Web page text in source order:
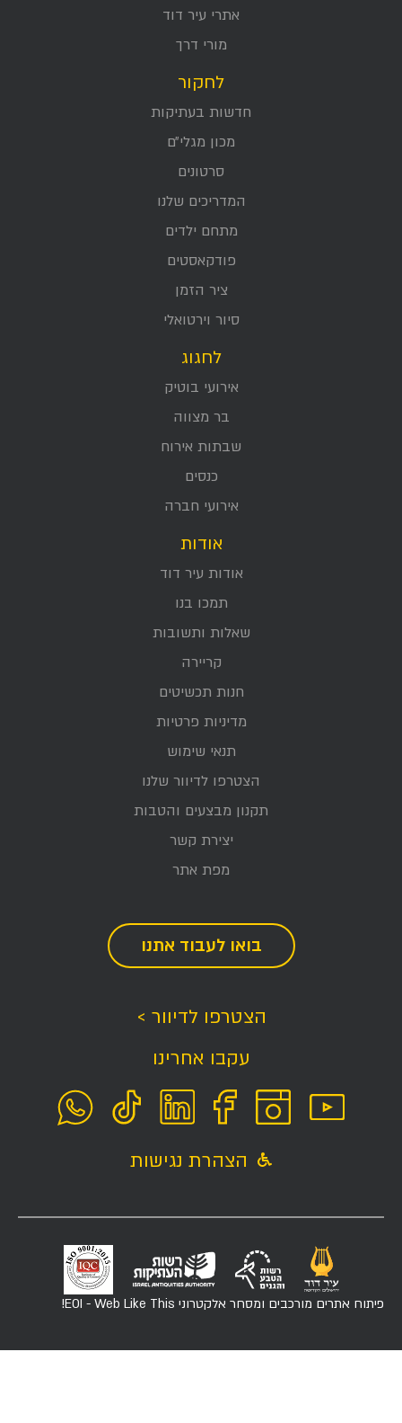
אתרי עיר דוד
מורי דרך
לחקור
חדשות בעתיקות
מכון מגלי״ם
סרטונים
המדריכים שלנו
מתחם ילדים
פודקאסטים
ציר הזמן
סיור וירטואלי
לחגוג
אירועי בוטיק
בר מצווה
שבתות אירוח
כנסים
אירועי חברה
אודות
אודות עיר דוד
תמכו בנו
שאלות ותשובות
קריירה
חנות תכשיטים
מדיניות פרטיות
תנאי שימוש
הצטרפו לדיוור שלנו
תקנון מבצעים והטבות
יצירת קשר
מפת אתר
בואו לעבוד אתנו
הצטרפו לדיוור >
עקבו אחרינו
הצהרת נגישות
פיתוח אתרים מורכבים ומסחר אלקטרוני EOI - Web Like This!